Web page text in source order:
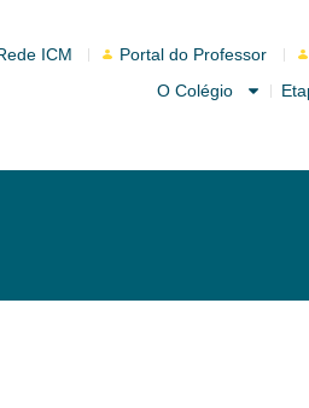
ICM Portal do Professor
O Colégio